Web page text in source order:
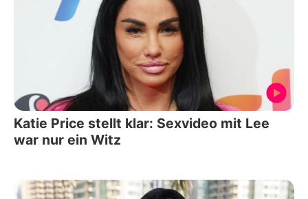
Katie Price stellt klar: Sexvideo mit Lee
war nur ein Witz